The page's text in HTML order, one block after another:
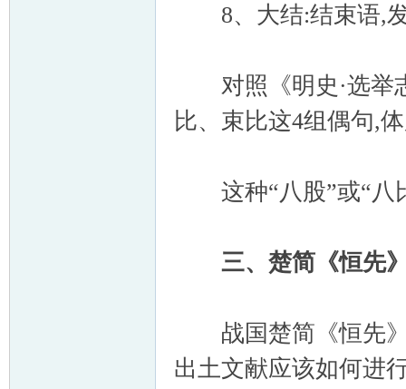
8、大结:结束语,发
对照《明史·选举
比、束比这4组偶句,
这种“八股”或“八
三、楚简《恒先
战国楚简《恒先》
出土文献应该如何进